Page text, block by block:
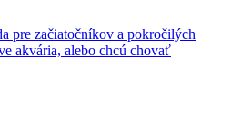
pre začiatočníkov a pokročilých
akvária, alebo chcú chovať